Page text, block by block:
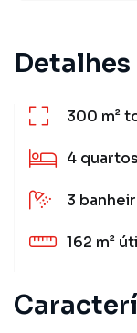
300 m²
4 quartos
3
162 m²